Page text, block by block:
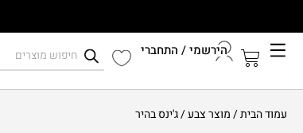
הירשמי / התחברי
עמוד הבית/ מוצר צבע / ג'ינס בהיר